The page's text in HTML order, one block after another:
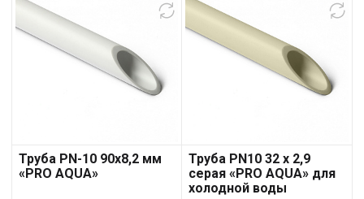
Труба PN-10 90х8,2 мм
«PRO AQUA»
Труба PN10 32 x 2,9
серая «PRO AQUA» для
холодной воды